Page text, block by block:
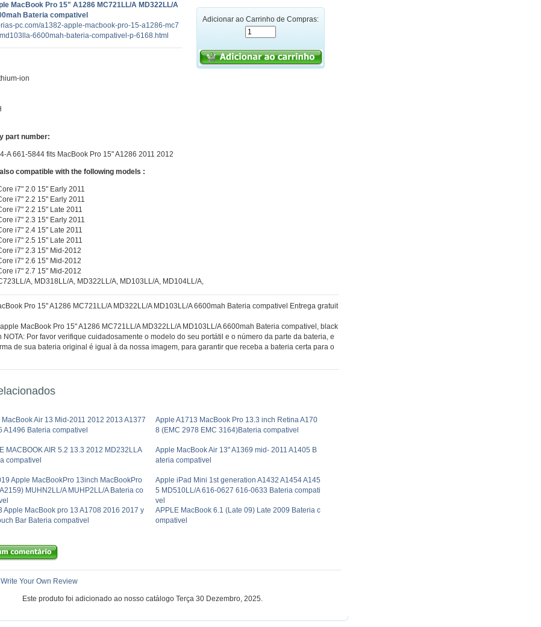
Adicionar ao Carrinho de Compras:
MacBook Pro 15" A1286 MC721LL/A MD322LL/A
Bateria compativel
pc.com/a1382-apple-macbook-pro-15-a1286-mc7
6600mah-bateria-compativel-p-6168.html
ion
part number:
A 661-5844 fits MacBook Pro 15" A1286 2011 2012
compatible with the following models :
i7" 2.0 15" Early 2011
i7" 2.2 15" Early 2011
i7" 2.2 15" Late 2011
i7" 2.3 15" Early 2011
i7" 2.4 15" Late 2011
i7" 2.5 15" Late 2011
i7" 2.3 15" Mid-2012
i7" 2.6 15" Mid-2012
i7" 2.7 15" Mid-2012
A, MD318LL/A, MD322LL/A, MD103LL/A, MD104LL/A,
Pro 15" A1286 MC721LL/A MD322LL/A MD103LL/A 6600mah Bateria compativel Entrega gratuit
MacBook Pro 15" A1286 MC721LL/A MD322LL/A MD103LL/A 6600mah Bateria compativel, black
NOTA: Por favor verifique cuidadosamente o modelo do seu portátil e o número da parte da bateria, e
de sua bateria original é igual à da nossa imagem, para garantir que receba a bateria certa para o
Air 13 Mid-2011 2012 2013 A1377
A1496 Bateria compativel
Apple A1713 MacBook Pro 13.3 inch Retina A170
8 (EMC 2978 EMC 3164)Bateria compativel
MACBOOK AIR 5.2 13.3 2012 MD232LLA
compativel
Apple MacBook Air 13" A1369 mid- 2011 A1405 B
ateria compativel
Apple MacBookPro 13inch MacBookPro
MUHN2LL/A MUHP2LL/A Bateria co
Apple iPad Mini 1st generation A1432 A1454 A145
5 MD510LL/A 616-0627 616-0633 Bateria compati
vel
Apple MacBook pro 13 A1708 2016 2017 y
Bar Bateria compativel
APPLE MacBook 6.1 (Late 09) Late 2009 Bateria c
ompativel
Write Your Own Review
Este produto foi adicionado ao nosso catálogo Terça 30 Dezembro, 2025.